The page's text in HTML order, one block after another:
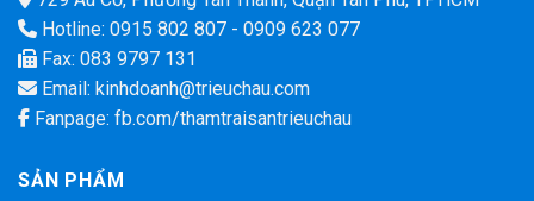
Hotline: 0915 802 807 - 0909 623 077
Fax: 083 9797 131
Email: kinhdoanh@trieuchau.com
Fanpage: fb.com/thamtraisantrieuchau
SẢN PHẨM